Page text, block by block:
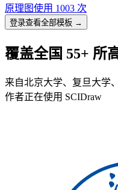
原理图使用 1003 次
登录查看全部模板 →
覆盖全国 55+ 所
来自北京大学、复旦大学
作者正在使用 SCIDraw